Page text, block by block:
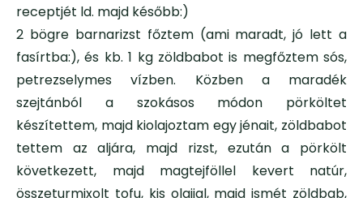
receptjét ld. majd később:)
2 bögre barnarizst főztem (ami maradt, jó lett a
fasírtba:), és kb. 1 kg zöldbabot is megfőztem sós,
petrezselymes vízben. Közben a maradék
szejtánból a szokásos módon pörköltet
készítettem, majd kiolajoztam egy jénait, zöldbabot
tettem az aljára, majd rizst, ezután a pörkölt
következett, majd magtejföllel kevert natúr,
összeturmixolt tofu, kis olajjal, majd ismét zöldbab,